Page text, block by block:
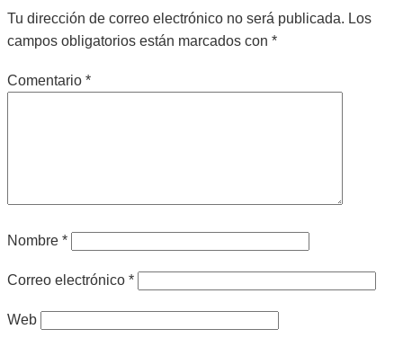
19
Tu dirección de correo electrónico no será publicada. Los
campos obligatorios están marcados con *
Comentario *
Nombre *
Correo electrónico *
Web